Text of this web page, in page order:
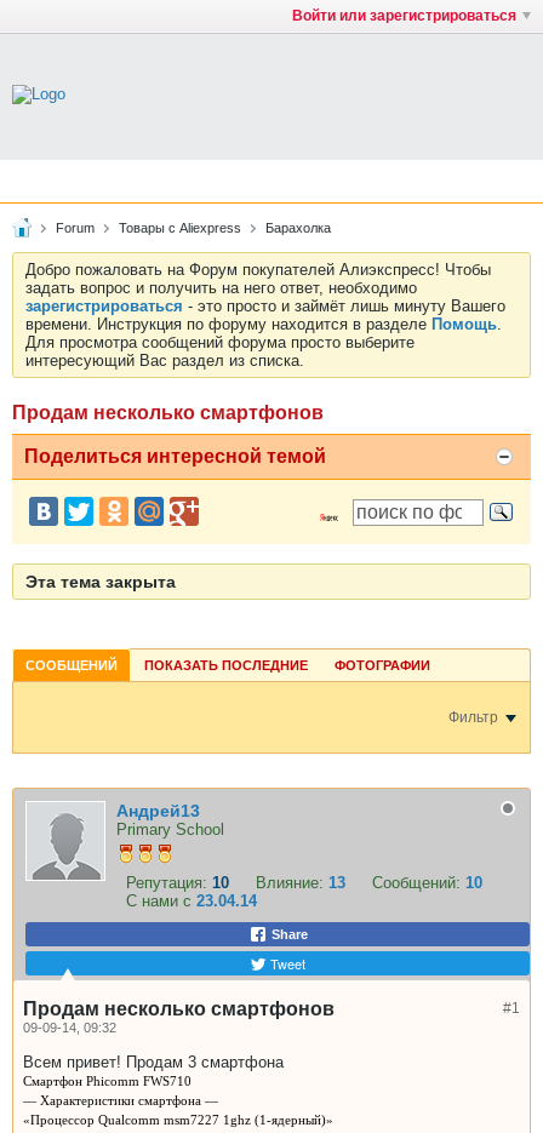
Войти или зарегистрироваться
Forum Товары с Aliexpress Барахолка
Добро пожаловать на Форум покупателей Алиэкспресс! Чтобы
задать вопрос и получить на него ответ, необходимо
зарегистрироваться - это просто и займёт лишь минуту Вашего
времени. Инструкция по форуму находится в разделе Помощь.
Для просмотра сообщений форума просто выберите
интересующий Вас раздел из списка.
Продам несколько смартфонов
Поделиться интересной темой
Эта тема закрыта
СООБЩЕНИЙ ПОКАЗАТЬ ПОСЛЕДНИЕ ФОТОГРАФИИ
Фильтр
Андрей13
Primary School
Репутация: 10 Влияние: 13 Сообщений: 10
С нами с 23.04.14
Share
Tweet
#1
Продам несколько смартфонов
09-09-14, 09:32
Всем привет! Продам 3 смартфона
Смартфон Phicomm FWS710
— Характеристики смартфона —
«Процессор Qualcomm msm7227 1ghz (1-ядерный)»